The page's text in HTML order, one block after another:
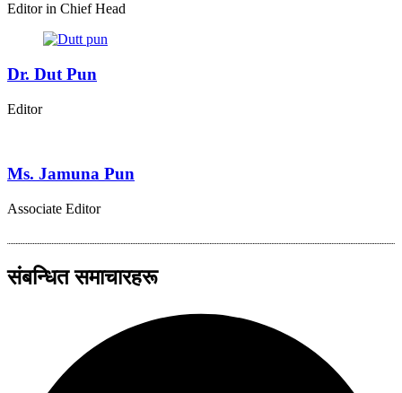
Editor in Chief Head
Dr. Dut Pun
Editor
Ms. Jamuna Pun
Associate Editor
संबन्धित समाचारहरू